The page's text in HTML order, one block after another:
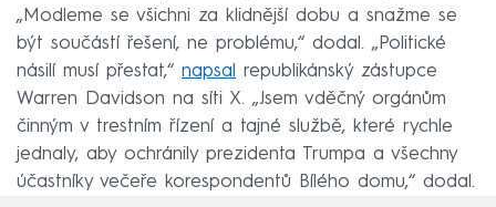
„Modleme se všichni za klidnější dobu a snažme se
být součástí řešení, ne problému,“ dodal. „Politické
násilí musí přestat,“ napsal
republikánský zástupce
Warren Davidson na síti X. „Jsem vděčný orgánům
činným v trestním řízení a tajné službě, které rychle
jednaly, aby ochránily prezidenta Trumpa a všechny
účastníky večeře korespondentů Bílého domu,“ dodal.